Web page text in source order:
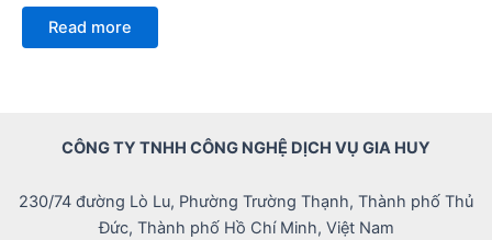
Rated
of
Read more
CÔNG TY TNHH CÔNG NGHỆ DỊCH VỤ GIA HUY
230/74 đường Lò Lu, Phường Trường Thạnh, Thành phố Thủ
Đức, Thành phố Hồ Chí Minh, Việt Nam